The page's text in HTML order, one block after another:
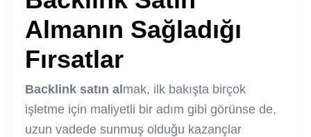
Almanın Sağladığı
Fırsatlar
Backlink satın almak, ilk bakışta birçok
işletme için maliyetli bir adım gibi görünse de,
uzun vadede sunmuş olduğu kazançlar